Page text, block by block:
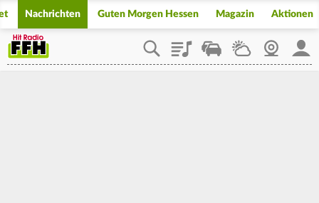
Nachrichten Guten Morgen Hessen Magazin Aktionen
PlaylistStaupilotWetterWebcam